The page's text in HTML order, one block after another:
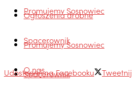
Promujemy Sosnowiec
Spacerownik
O nas
Ogłoszenia drobne
Promujemy Sosnowiec
Spacerownik
Udostępnij na Facebooku
Tweetnij